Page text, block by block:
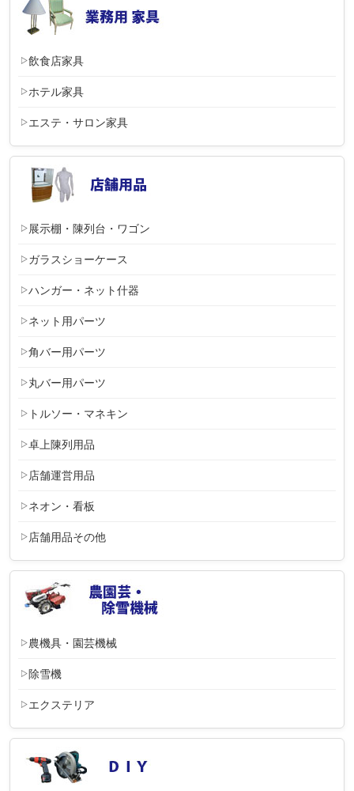
飲食店家具
ホテル家具
エステ・サロン家具
展示棚・陳列台・ワゴン
ガラスショーケース
ハンガー・ネット什器
ネット用パーツ
角バー用パーツ
丸バー用パーツ
トルソー・マネキン
卓上陳列用品
店舗運営用品
ネオン・看板
店舗用品その他
農機具・園芸機械
除雪機
エクステリア